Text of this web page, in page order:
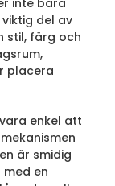
inte bara
del av
stil, färg och
placera
enkel att
är smidig
en